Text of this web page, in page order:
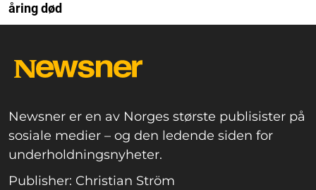
åring død
Newsner er en av Norges største publisister på
sosiale medier – og den ledende siden for
underholdningsnyheter.
Publisher: Christian Ström